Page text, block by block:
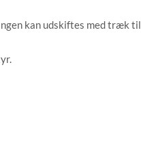
kan udskiftes med træk til